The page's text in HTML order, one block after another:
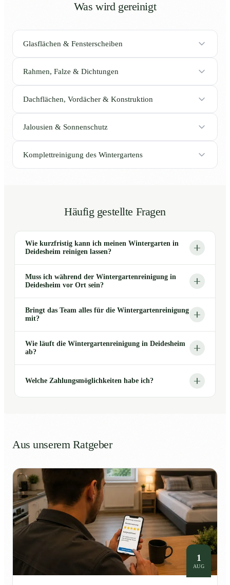
Was wird gereinigt
Glasflächen & Fensterscheiben
Rahmen, Falze & Dichtungen
Dachflächen, Vordächer & Konstruktion
Jalousien & Sonnenschutz
Komplettreinigung des Wintergartens
Häufig gestellte Fragen
Wie kurzfristig kann ich meinen Wintergarten in
Deidesheim reinigen lassen?
Muss ich während der Wintergartenreinigung in
Deidesheim vor Ort sein?
Bringt das Team alles für die Wintergartenreinigung
mit?
Wie läuft die Wintergartenreinigung in Deidesheim
ab?
Welche Zahlungsmöglichkeiten habe ich?
Aus unserem Ratgeber
1
AUG